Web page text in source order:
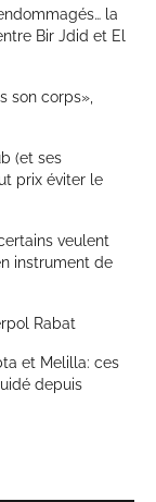
la
Bir Jdid et El
son corps»,
(et ses
prix éviter le
veulent
instrument de
Rabat
et Melilla: ces
depuis